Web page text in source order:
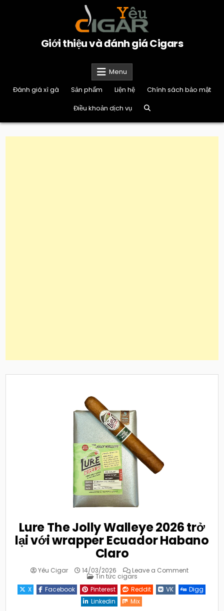
Giới thiệu và đánh giá Cigars
Menu
Đánh giá xì gà
Sản phẩm Liện hệ
Chính sách bảo mật
Điều khoản dịch vụ
Lure The Jolly Walleye 2026 trở
lại với wrapper Ecuador Habano
Claro
Yêu Cigar 14/03/2026 Leave a Commenton
Jolly
Walleye
Posted
Tin tức cigars
X
Facebook Pinterest Reddit VK
Digg
Linkedin
Mix